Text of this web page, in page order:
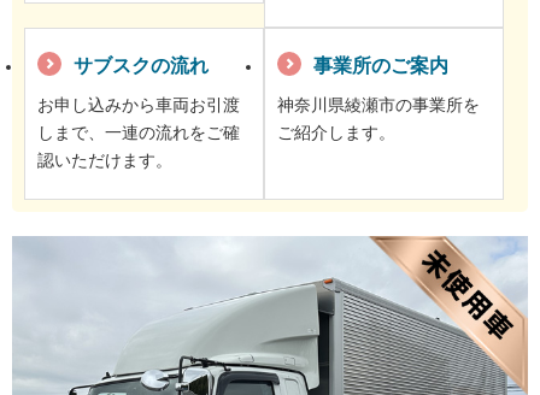
サブスクの流れ
お申し込みから車両お引渡
しまで、一連の流れをご確
認いただけます。
事業所のご案内
神奈川県綾瀬市の事業所を
ご紹介します。